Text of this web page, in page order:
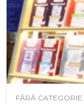
FĂRĂ CATEGORIE